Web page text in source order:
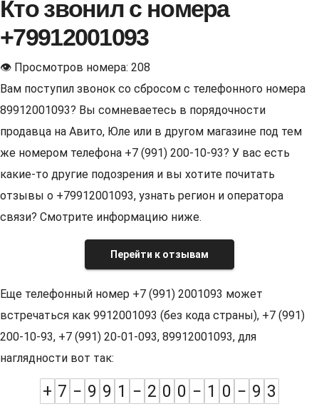
Кто звонил с номера
+79912001093
👁 Просмотров номера: 208
Вам поступил звонок со сбросом с телефонного номера
89912001093? Вы сомневаетесь в порядочности
продавца на Авито, Юле или в другом магазине под тем
же номером телефона +7 (991) 200-10-93? У вас есть
какие-то другие подозрения и вы хотите почитать
отзывы о +79912001093, узнать регион и оператора
связи? Смотрите информацию ниже.
Перейти к отзывам
Еще телефонный номер +7 (991) 2001093 может
встречаться как 9912001093 (без кода страны), +7 (991)
200-10-93, +7 (991) 20-01-093, 89912001093, для
наглядности вот так:
+ 7 − 9 9 1 − 2 0 0 − 1 0 − 9 3